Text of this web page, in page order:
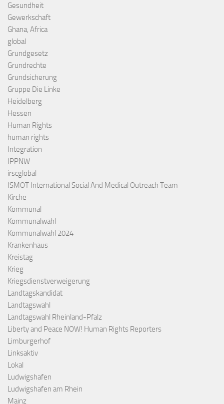
Gesundheit
Gewerkschaft
Ghana, Africa
global
Grundgesetz
Grundrechte
Grundsicherung
Gruppe Die Linke
Heidelberg
Hessen
Human Rights
human rights
Integration
IPPNW
irscglobal
ISMOT International Social And Medical Outreach Team
Kirche
Kommunal
Kommunalwahl
Kommunalwahl 2024
Krankenhaus
Kreistag
Krieg
Kriegsdienstverweigerung
Landtagskandidat
Landtagswahl
Landtagswahl Rheinland-Pfalz
Liberty and Peace NOW! Human Rights Reporters
Limburgerhof
Linksaktiv
Lokal
Ludwigshafen
Ludwigshafen am Rhein
Mainz